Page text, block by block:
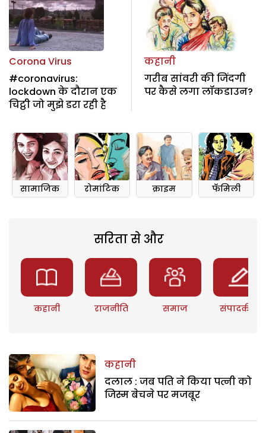
Corona Virus
#coronavirus:
lockdown के दौरान एक
चिट्ठी जो मुझे डरा रही है
कहानी
गरीब सांवरी की जिंदगी
पर कैसे लगा लॉकडाउन?
सामाजिक रोमांटिक क्राइम फॅमिली
सरिता से और
कहानी राजनीति समाज संपादकीय
कहानी
दलाल : जब पति ने किया पत्नी को
जिस्म बेचने पर मजबूर